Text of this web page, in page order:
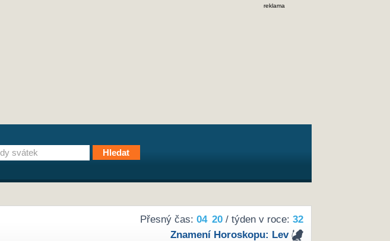
reklama
Přesný čas: 04 20/ týden v roce: 32
Znamení Horoskopu: Lev